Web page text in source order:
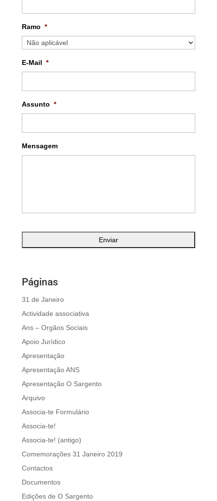
Ramo *
E-Mail *
Assunto *
Mensagem
Páginas
31 de Janeiro
Actividade associativa
Ans – Orgãos Sociais
Apoio Jurídico
Apresentação
Apresentação ANS
Apresentação O Sargento
Arquivo
Associa-te Formulário
Associa-te!
Associa-te! (antigo)
Comemorações 31 Janeiro 2019
Contactos
Documentos
Edições de O Sargento